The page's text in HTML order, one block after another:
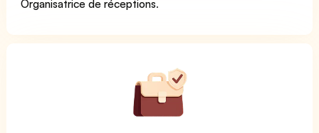
Organisatrice de réceptions.